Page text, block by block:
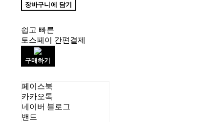
장바구니에 담기
쉽고 빠른
토스페이 간편결제
구매하기
페이스북
카카오톡
네이버 블로그
밴드